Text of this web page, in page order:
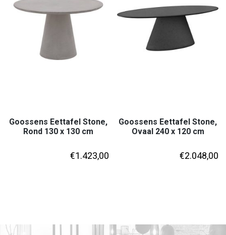
Goossens Eettafel Stone,
Rond 130 x 130 cm
€1.423,00
Goossens Eettafel Stone,
Ovaal 240 x 120 cm
€2.048,00